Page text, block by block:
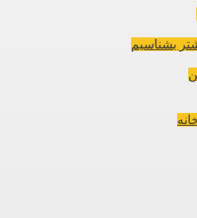
بشناسیم